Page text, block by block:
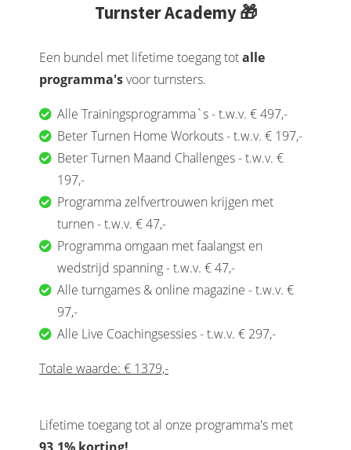
Turnster Academy 🎁
Een bundel met lifetime toegang totalle
programma'svoor turnsters.
Alle Trainingsprogramma`s - t.w.v. € 497,-
Beter Turnen Home Workouts - t.w.v. € 197,-
Beter Turnen Maand Challenges - t.w.v. €
197,-
Programma zelfvertrouwen krijgen met
turnen - t.w.v. € 47,-
Programma omgaan met faalangst en
wedstrijd spanning - t.w.v. € 47,-
Alle turngames & online magazine - t.w.v. €
97,-
Alle Live Coachingsessies - t.w.v. € 297,-
Totale waarde: € 1379,-
Lifetime toegang tot al onze programma's met